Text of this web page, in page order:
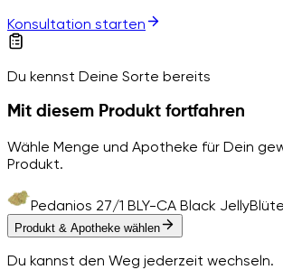
Konsultation starten
Du kennst Deine Sorte bereits
Mit diesem Produkt fortfahren
Wähle Menge und Apotheke für Dein
Produkt.
Pedanios 27/1 BLY-CA Black Jelly
Produkt & Apotheke wählen
Du kannst den Weg jederzeit wechseln.